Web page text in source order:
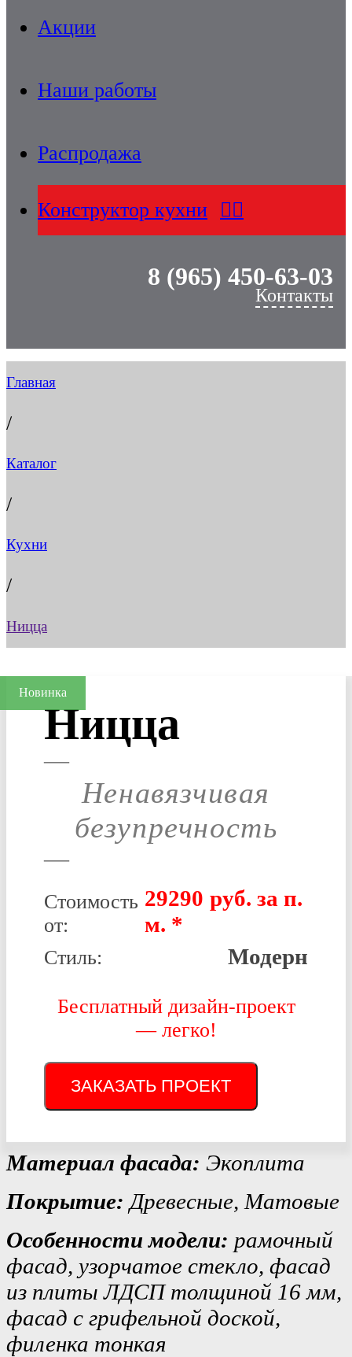
Акции
Наши работы
Распродажа
Конструктор кухни
8 (965) 450-63-03
Контакты
Главная
/
Каталог
/
Кухни
/
Ницца
Новинка
Ницца
—
Ненавязчивая
безупречность
—
Стоимость
от:
29290 руб.
Стиль: Модерн
Бесплатный дизайн-проект
— легко!
ЗАКАЗАТЬ ПРОЕКТ
Материал фасада: Экоплита
Покрытие: Древесные, Матовые
Особенности модели: рамочный
фасад, узорчатое стекло, фасад
из плиты ЛДСП толщиной 16 мм,
фасад с грифельной доской,
филенка тонкая